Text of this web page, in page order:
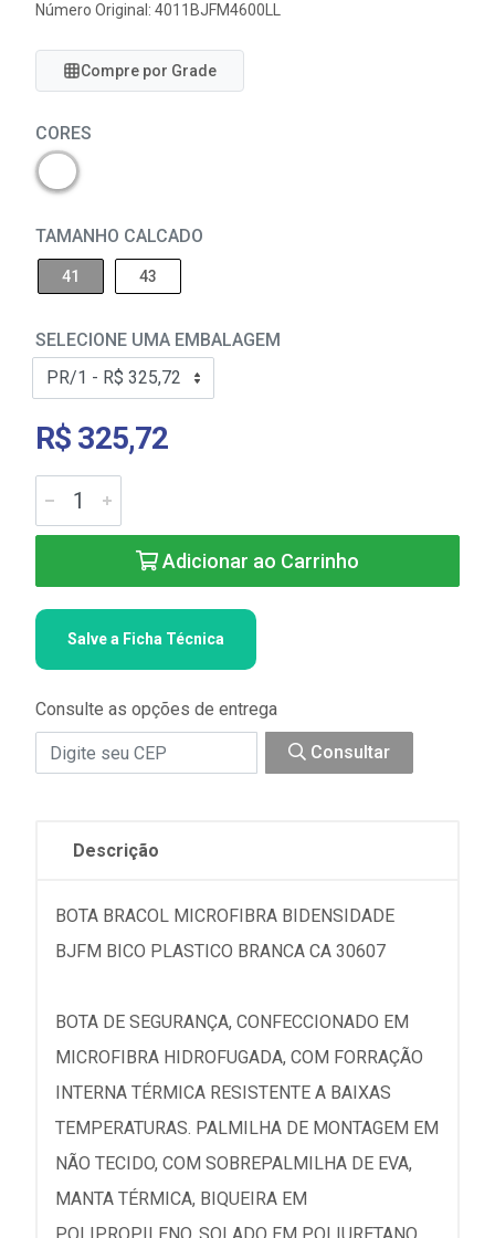
Número Original: 4011BJFM4600LL
Compre por Grade
CORES
TAMANHO CALCADO
41 43
SELECIONE UMA EMBALAGEM
R$ 325,72
Adicionar ao Carrinho
Salve a Ficha Técnica
Consulte as opções de entrega
Consultar
Descrição
BOTA BRACOL MICROFIBRA BIDENSIDADE
BJFM BICO PLASTICO BRANCA CA 30607
BOTA DE SEGURANÇA, CONFECCIONADO EM
MICROFIBRA HIDROFUGADA, COM FORRAÇÃO
INTERNA TÉRMICA RESISTENTE A BAIXAS
TEMPERATURAS. PALMILHA DE MONTAGEM EM
NÃO TECIDO, COM SOBREPALMILHA DE EVA,
MANTA TÉRMICA, BIQUEIRA EM